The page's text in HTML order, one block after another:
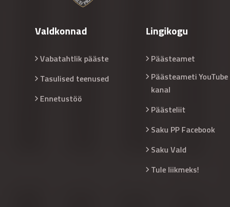
Valdkonnad
Vabatahtlik pääste
Tasulised teenused
Ennetustöö
Lingikogu
Päästeamet
Päästeameti YouTube
kanal
Päästeliit
Saku PP Facebook
Saku Vald
Tule liikmeks!